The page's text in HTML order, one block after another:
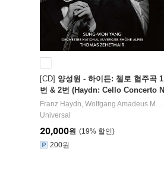
[CD] 양성원 - 하이든: 첼로 협주곡 1
번 & 2번 (Haydn: Cello Concerto N
o. 1 & 2)
Franz Haydn, Wolfgang Amadeus Mozart
Universal
19%
20,000원
200원